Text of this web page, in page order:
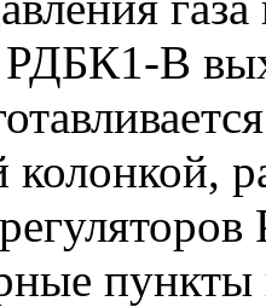
В
колонкой,